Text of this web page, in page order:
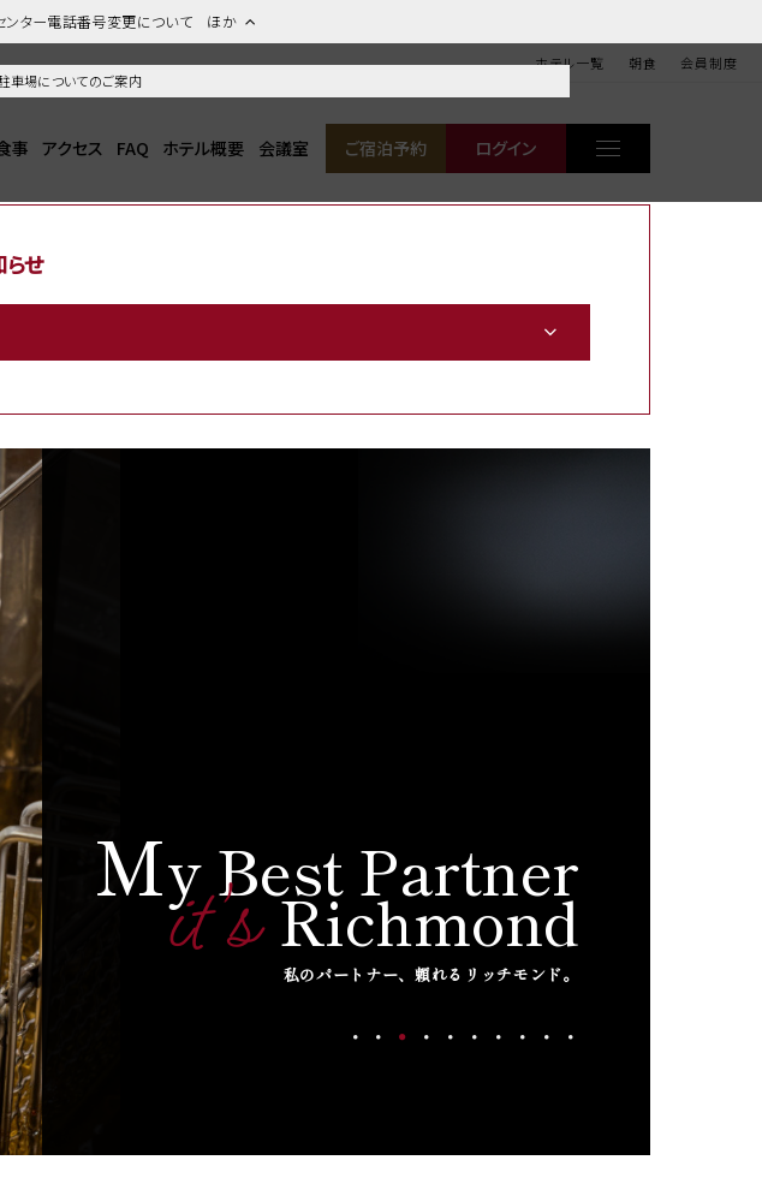
ンター電話番号変更について ほか
車場についてのご案内
ホテル一覧 朝食 会員制度
事 アクセス FAQ ホテル概要 会議室 ご宿泊予約 ログイン
せ
My Best Partner
it's Richmond
私のパートナー、頼れるリッチモンド。